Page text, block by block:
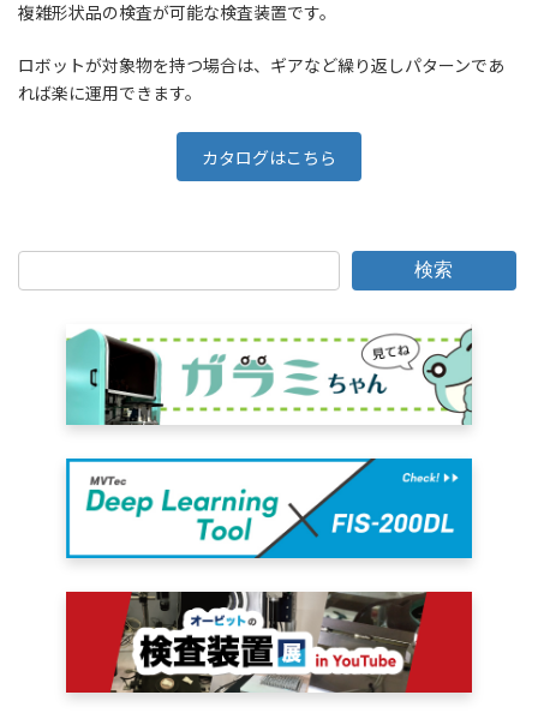
複雑形状品の検査が可能な検査装置です。
ロボットが対象物を持つ場合は、ギアなど繰り返しパターンであ
れば楽に運用できます。
カタログはこちら
検索